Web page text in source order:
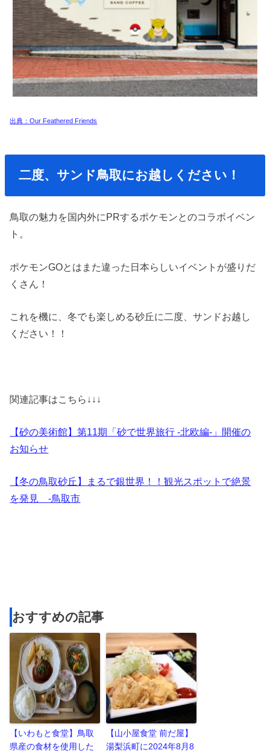
出典：Our Feathered Friends
二度、サンド鳥取にお越しください！
鳥取の魅力を国内外にPRするポケモンとのコラボイベン
ト。
ポケモンGOとはまた違った日本らしいイベントが盛りだ
くさん！
これを機に、冬でも楽しめる砂丘に二度、サンドお越し
ください！！
関連記事はこちら↓↓↓
【砂の美術館】第11期「砂で世界旅行 -北欧編-」開催の
お知らせ
【冬の鳥取砂丘】まるで銀世界！！観光スポットで絶景
を発見 -鳥取市
おすすめの記事
【いわもと食堂】鳥取
県産の食材を使用した
【山小屋食堂 前だ屋】
湯梨浜町に2024年8月8